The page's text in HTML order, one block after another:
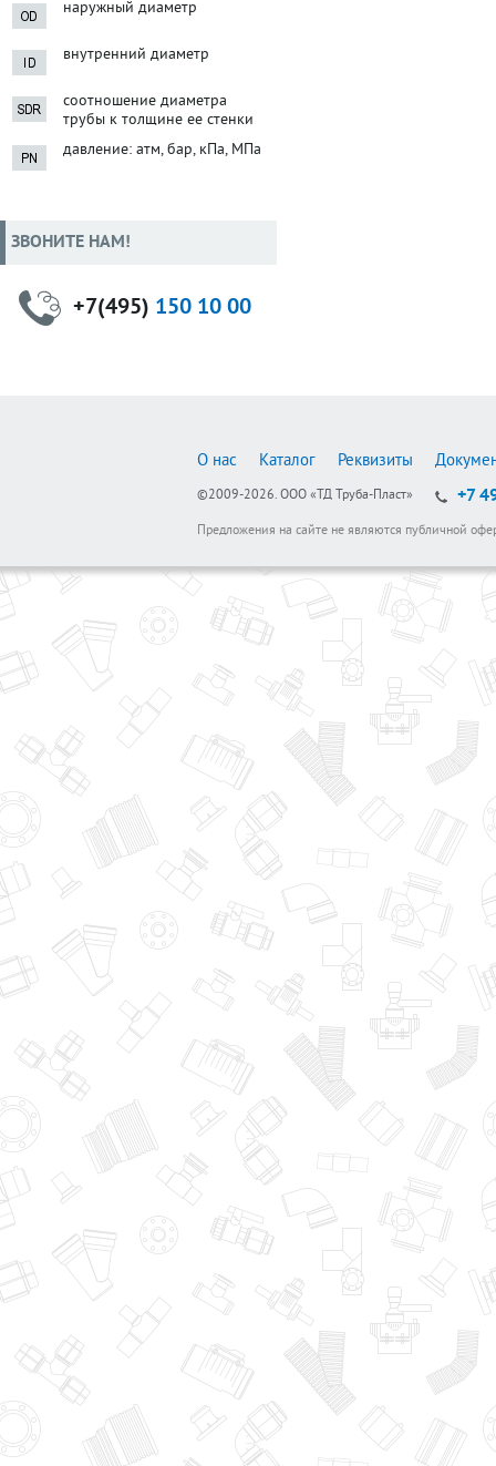
наружный диаметр
внутренний диаметр
соотношение диаметра
трубы к толщине ее стенки
давление: атм, бар, кПа, МПа
ЗВОНИТЕ НАМ!
+7(495) 150 10 00
О нас Каталог Реквизиты
©2009-2026. ООО «ТД Труба-Пласт» +7
Предложения на сайте не являются публичной